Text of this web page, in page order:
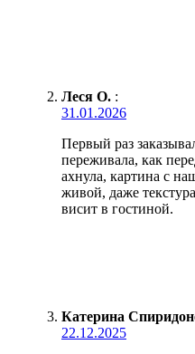
Леся О. :
31.01.2026
Первый раз
переживала, как
ахнула, картина с
живой, даже
висит в гостиной.
Катерина
22.12.2025